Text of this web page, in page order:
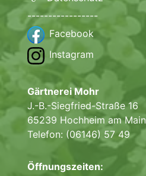
-----------------
Facebook
Instagram
Gärtnerei Mohr
J.-B.-Siegfried-Straße 16
65239 Hochheim am Main
Telefon: (06146) 57 49
Öffnungszeiten: